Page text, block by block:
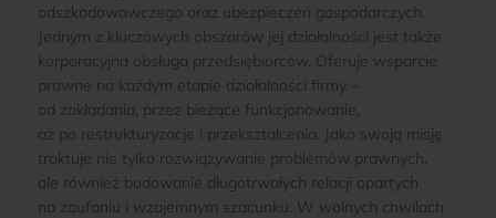
odszkodowawczego oraz ubezpieczeń gospodarczych.
Jednym z kluczowych obszarów jej działalności jest także
korporacyjna obsługa przedsiębiorców. Oferuje wsparcie
prawne na każdym etapie działalności firmy –
od zakładania, przez bieżące funkcjonowanie,
aż po restrukturyzacje i przekształcenia. Jako swoją misję
traktuje nie tylko rozwiązywanie problemów prawnych,
ale również budowanie długotrwałych relacji opartych
na zaufaniu i wzajemnym szacunku. W wolnych chwilach